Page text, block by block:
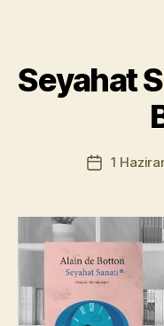
Seyahat
Yazı1